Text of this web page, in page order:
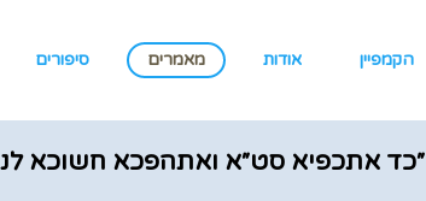
הקמפיין אודות מאמרים סיפורים
״כד אתכפיא סט״א ואתהפכא חשוכא